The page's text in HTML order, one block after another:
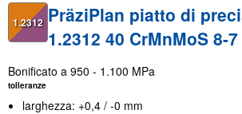
1.2312 PräziPlan piatto di
1.2312 40 CrMnMoS 8-7
Bonificato a 950 - 1.100 MPa
tolleranze
larghezza: +0,4 / -0 mm